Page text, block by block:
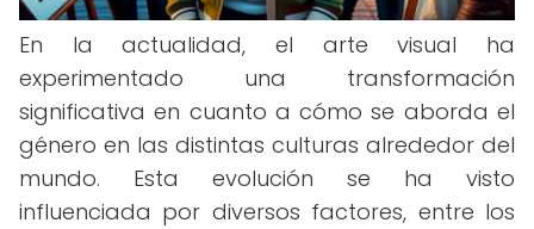
En la actualidad, el arte visual ha
experimentado una transformación
significativa en cuanto a cómo se aborda el
género en las distintas culturas alrededor del
mundo. Esta evolución se ha visto
influenciada por diversos factores, entre los